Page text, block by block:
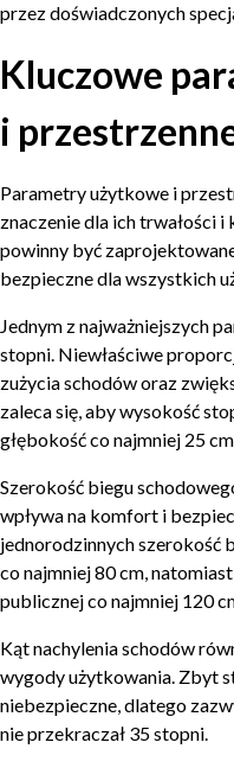
przez doświadczonych
Kluczowe
i
Parametry użytkowe i
znaczenie dla ich trwałości
powinny być
bezpieczne dla wszystkich
Jednym z najważniejszych
stopni. Niewłaściwe
zużycia schodów oraz
zaleca się, aby wysokość
głębokość co najmniej 25
Szerokość biegu
wpływa na komfort i
jednorodzinnych szerokość
co najmniej 80 cm,
publicznej co najmniej 120
Kąt nachylenia schodów
wygody użytkowania. Zbyt
niebezpieczne, dlatego
nie przekraczał 35 stopni.